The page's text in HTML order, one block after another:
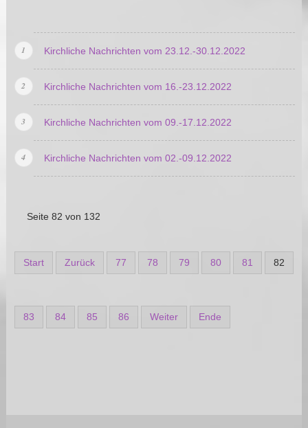
Kirchliche Nachrichten vom 23.12.-30.12.2022
Kirchliche Nachrichten vom 16.-23.12.2022
Kirchliche Nachrichten vom 09.-17.12.2022
Kirchliche Nachrichten vom 02.-09.12.2022
Seite 82 von 132
Start Zurück 77 78 79 80 81 82
83 84 85 86 Weiter Ende